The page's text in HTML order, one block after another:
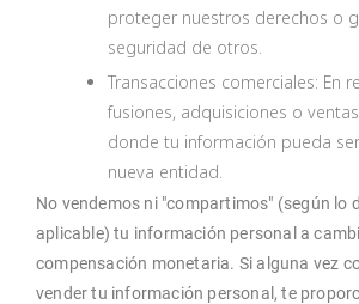
proteger nuestros derechos o
seguridad de otros.
Transacciones comerciales: En
fusiones, adquisiciones o
donde tu información pueda
nueva entidad.
No vendemos ni "compartimos" (según lo
aplicable) tu información personal a
compensación monetaria. Si alguna vez
vender tu información personal, te